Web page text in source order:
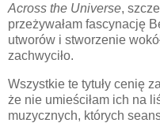
Across the Universe,
przeżywałam fascynację
utworów i stworzenie
zachwyciło.
Wszystkie te tytuły cenię
że nie umieściłam ich na
muzycznych, których